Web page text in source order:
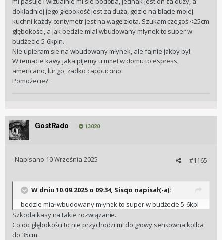
dokładniej jego głębokość jest za duża, gdzie na blacie mojej
kuchni każdy centymetr jest na wagę złota. Szukam czegoś <25cm
głębokości, a jak bedzie miał wbudowany młynek to super w
budżecie 5-6kpln.
NIe upieram sie na wbudowany młynek, ale fajnie jakby był.
W temacie kawy jaka pijemy u mnei w domu to espress,
americano, lungo, żadko cappuccino.
Pomożecie?
GostRado 13020
#1165
Napisano 10 Września 2025
W dniu 10.09.2025 o 09:34, Sisqo napisał(-a):
bedzie miał wbudowany młynek to super w budżecie 5-6kpl
Szkoda kasy na takie rozwiązanie.
Co do głębokości to nie przychodzi mi do głowy sensowna kolba
do 35cm.